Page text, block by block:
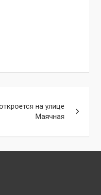
на улице
Маячная